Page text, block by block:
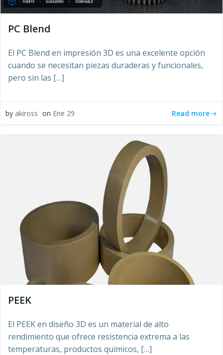
PC Blend
El PC Blend en impresión 3D es una excelente opción
cuando se necesitan piezas duraderas y funcionales,
pero sin las […]
by akiross on Ene 29 Read more
PEEK
El PEEK en diseño 3D es un material de alto
rendimiento que ofrece resistencia extrema a las
temperaturas, productos químicos, […]